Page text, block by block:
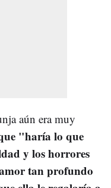
aún era muy
"haría lo que
y los horrores
tan profundo